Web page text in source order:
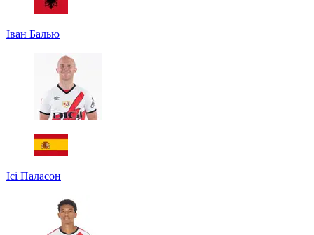
Іван Балью
Ісі Паласон